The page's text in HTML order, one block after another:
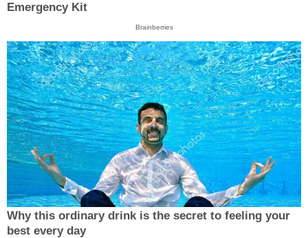
Emergency Kit
Brainberries
Why this ordinary drink is the secret to feeling your
best every day